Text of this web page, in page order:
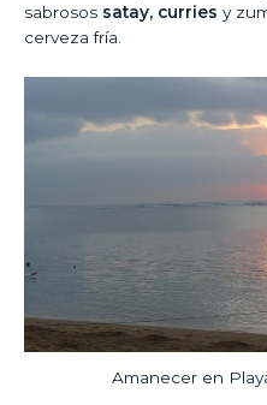
sabrosos satay, curries y
cerveza fría.
Amanecer en